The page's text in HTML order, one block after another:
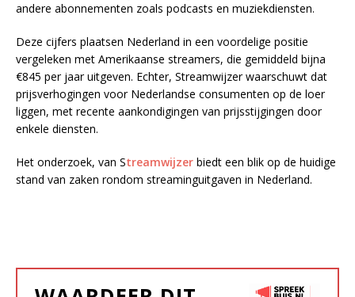
andere abonnementen zoals podcasts en muziekdiensten.
Deze cijfers plaatsen Nederland in een voordelige positie
vergeleken met Amerikaanse streamers, die gemiddeld bijna
€845 per jaar uitgeven. Echter, Streamwijzer waarschuwt dat
prijsverhogingen voor Nederlandse consumenten op de loer
liggen, met recente aankondigingen van prijsstijgingen door
enkele diensten.
Het onderzoek, van Streamwijzer biedt een blik op de huidige
stand van zaken rondom streaminguitgaven in Nederland.